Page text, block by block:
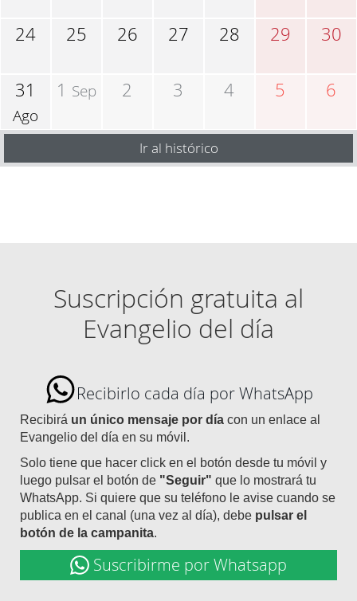
24 25 26 27 28 29 30
31
Ago
1 Sep 2 3 4 5 6
Ir al histórico
Suscripción gratuita al
Evangelio del día
Recibirlo cada día por WhatsApp
Recibirá un único mensaje por día con un enlace al
Evangelio del día en su móvil.
Solo tiene que hacer click en el botón desde tu móvil y
luego pulsar el botón de "Seguir" que lo mostrará tu
WhatsApp. Si quiere que su teléfono le avise cuando se
publica en el canal (una vez al día), debe pulsar el
botón de la campanita.
Suscribirme por Whatsapp